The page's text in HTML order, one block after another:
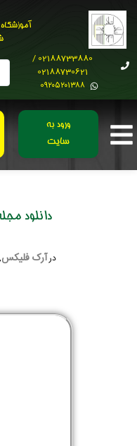
02188733880 /
02188730621
0۹۲۰۵۲۰۱۳۸۸
ورود به
سایت
درآرک فلیکس